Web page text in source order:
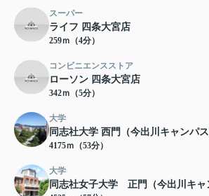
スーパー
ライフ 四条大宮店
259ｍ（4分）
コンビニエンスストア
ローソン 四条大宮店
342ｍ（5分）
大学
同志社大学 西門（今出川キャンパス
4175ｍ（53分）
大学
同志社女子大学 正門（今出川キャ